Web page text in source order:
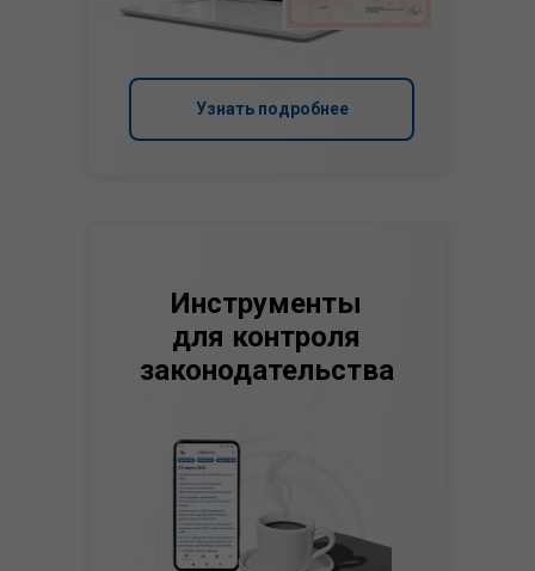
Инструменты
для контроля
законодательства
Узнать подробнее